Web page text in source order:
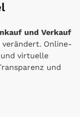
und Verkauf
verändert. Online-
virtuelle
und